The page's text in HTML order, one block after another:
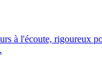
à l'écoute, rigoureux